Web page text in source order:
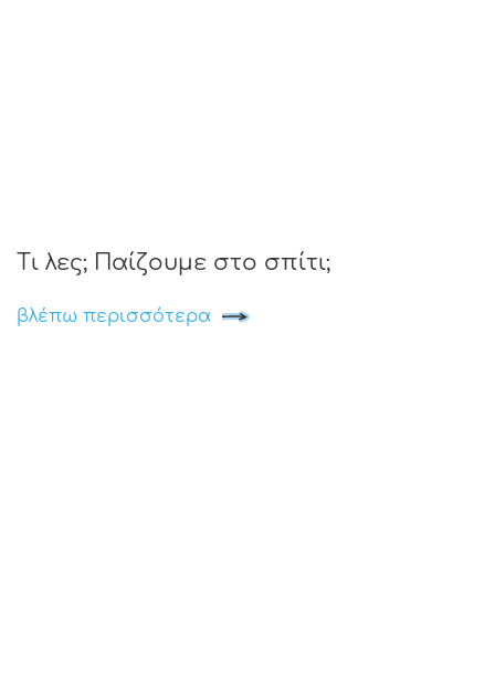
Τι λες; Παίζουμε στο σπίτι;
βλέπω περισσότερα